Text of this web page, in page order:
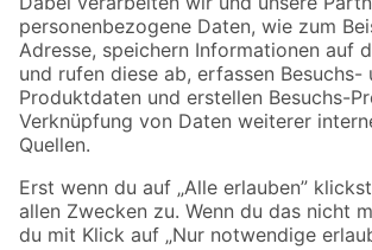
Zahlungsarten Versandarten
Sicher einkaufen
Jetzt die toom-App herunterladen